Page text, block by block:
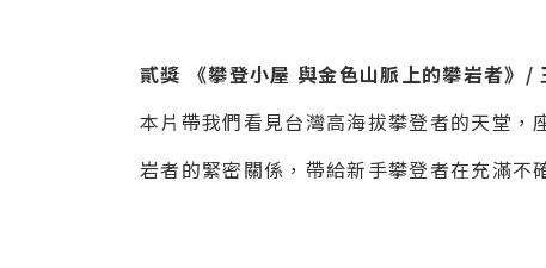
貳獎 《攀登小屋 與金色山脈上的攀岩者》/
本片帶我們看見台灣高海拔攀登者的天堂
岩者的緊密關係，帶給新手攀登者在充滿不